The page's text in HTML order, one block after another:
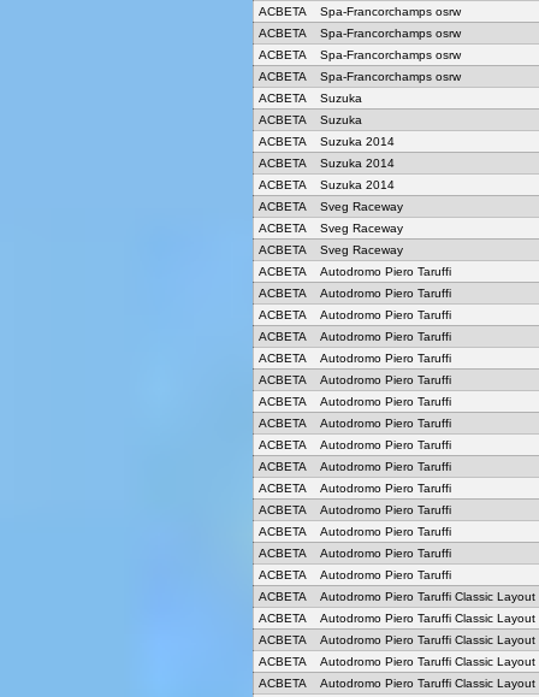
ACBETA
Spa-Francorchamps osrw
ACBETA
Spa-Francorchamps osrw
ACBETA
Spa-Francorchamps osrw
ACBETA
Spa-Francorchamps osrw
ACBETA
Suzuka
ACBETA
Suzuka
ACBETA
Suzuka 2014
ACBETA
Suzuka 2014
ACBETA
Suzuka 2014
ACBETA
Sveg Raceway
ACBETA
Sveg Raceway
ACBETA
Sveg Raceway
ACBETA
Autodromo Piero Taruffi
ACBETA
Autodromo Piero Taruffi
ACBETA
Autodromo Piero Taruffi
ACBETA
Autodromo Piero Taruffi
ACBETA
Autodromo Piero Taruffi
ACBETA
Autodromo Piero Taruffi
ACBETA
Autodromo Piero Taruffi
ACBETA
Autodromo Piero Taruffi
ACBETA
Autodromo Piero Taruffi
ACBETA
Autodromo Piero Taruffi
ACBETA
Autodromo Piero Taruffi
ACBETA
Autodromo Piero Taruffi
ACBETA
Autodromo Piero Taruffi
ACBETA
Autodromo Piero Taruffi
ACBETA
Autodromo Piero Taruffi
ACBETA
Autodromo Piero Taruffi Classic Layout
ACBETA
Autodromo Piero Taruffi Classic Layout
ACBETA
Autodromo Piero Taruffi Classic Layout
ACBETA
Autodromo Piero Taruffi Classic Layout
ACBETA
Autodromo Piero Taruffi Classic Layout